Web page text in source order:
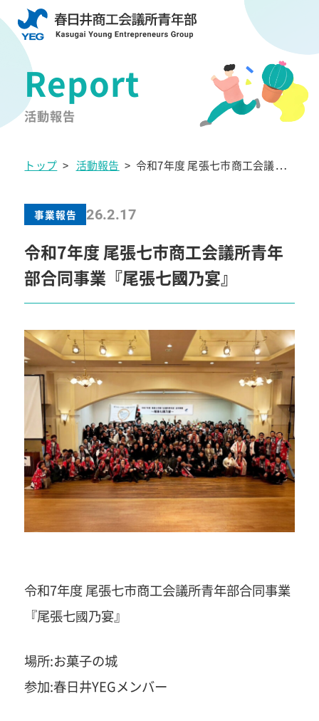
活動報告
トップ > 活動報告 > 令和7年度 尾張七市商工会議所
事業報告 26.2.17
令和7年度 尾張七市商工会議所青年
部合同事業『尾張七國乃宴』
令和7年度 尾張七市商工会議所青年部合同事業
『尾張七國乃宴』
場所:お菓子の城
参加:春日井YEGメンバー